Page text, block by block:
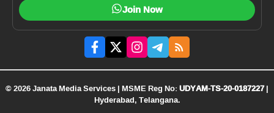
Join Now
© 2026 Janata Media Services | MSME Reg No:UDYAM-TS-20-0187227|
Hyderabad, Telangana.